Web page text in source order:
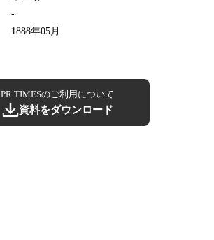
-
1888年05月
PR TIMESのご利用について
資料をダウンロード